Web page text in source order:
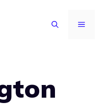
MENU